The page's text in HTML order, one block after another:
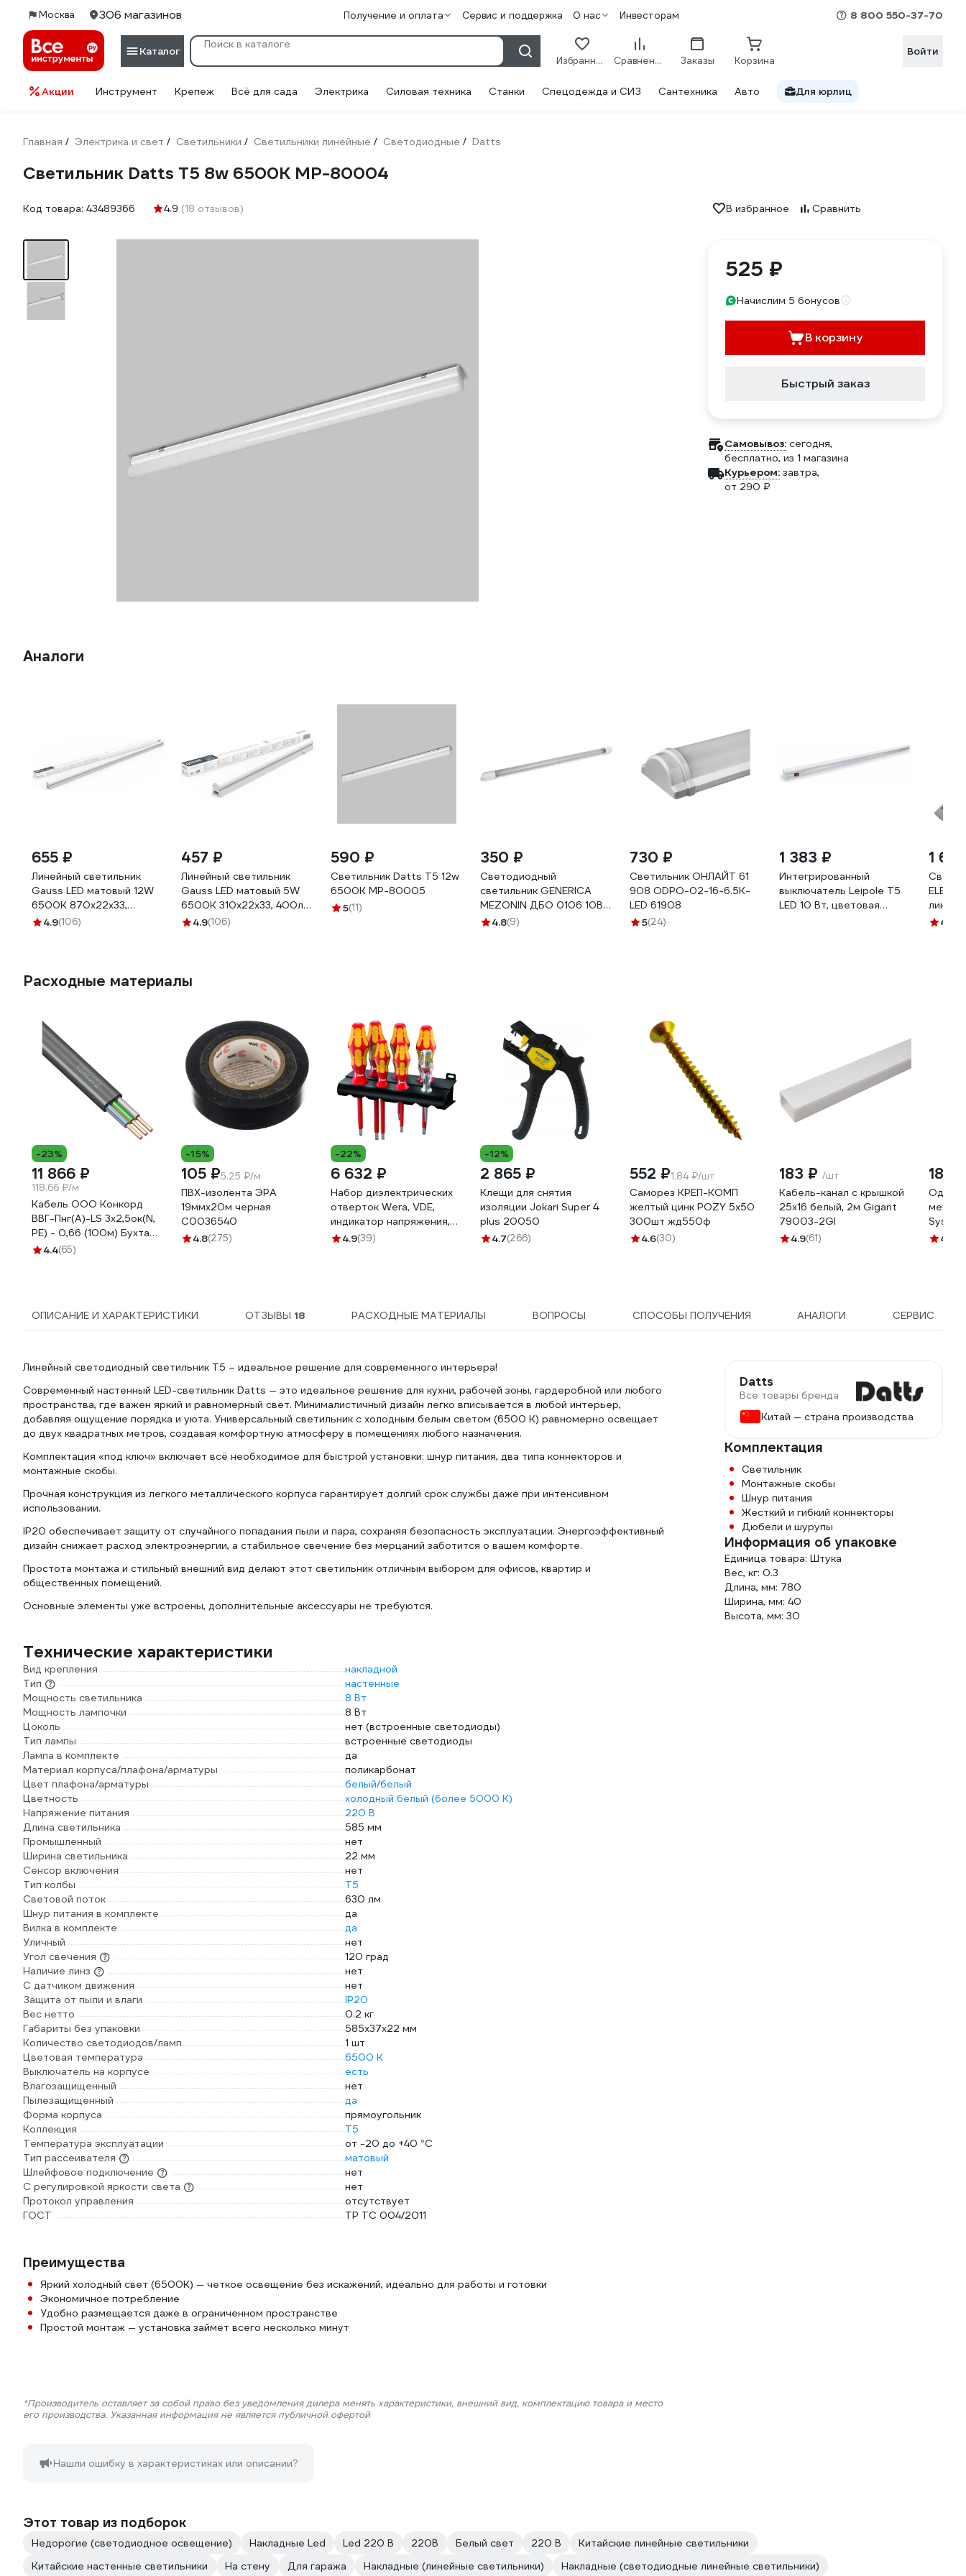
Москва 306 магазинов Получение и оплата Сервис и поддержка О нас Инвесторам 8 800 550-37-70
Каталог
Избранное Сравнение Заказы Корзина
Войти
Акции Инструмент Крепеж Всё для сада Электрика Силовая техника Станки Спецодежда и СИЗ Сантехника Авто Для юрлиц
Главная / Электрика и свет / Светильники / Светильники линейные / Светодиодные / Datts
Светильник Datts Т5 8w 6500K MP-80004
Код товара: 43489366 4.9 (18 отзывов) В избранное Сравнить
525 ₽
Начислим 5 бонусов
В корзину
Быстрый заказ
Самовывоз: сегодня,
бесплатно, из 1 магазина
Курьером: завтра,
от 290 ₽
Аналоги
655 ₽
Линейный светильник
Gauss LED матовый 12W
6500K 870x22x33,
1000лм TL006
4.9(106)
457 ₽
Линейный светильник
Gauss LED матовый 5W
6500K 310x22x33, 400лм
TL002
4.9(106)
590 ₽
Светильник Datts Т5 12w
6500K MP-80005
5(11)
350 ₽
Светодиодный
светильник GENERICA
MEZONIN ДБО 0106 10Вт
IP20 6500К призма MN-
4.8(9)
730 ₽
Светильник ОНЛАЙТ 61
908 ODPO-02-16-6.5K-
LED 61908
5(24)
1 383 ₽
Интегрированный
выключатель Leipole T5
LED 10 Вт, цветовая
1
4.8
Расходные материалы
-23%
11 866 ₽
118.66 ₽/м
Кабель ООО Конкорд
ВВГ-Пнг(А)-LS 3x2,5ок(N,
PE) - 0,66 (100м) Бухта
100м 4663
4.4(65)
-15%
105 ₽5.25 ₽/м
ПВХ-изолента ЭРА
19ммх20м черная
C0036540
4.8(275)
-22%
6 632 ₽
Набор диэлектрических
отверток Wera, VDE,
индикатор напряжения,
подставка, 7 предметов,
4.9(39)
-12%
2 865 ₽
Клещи для снятия
изоляции Jokari Super 4
plus 20050
4.7(266)
552 ₽1.84 ₽/шт
Саморез КРЕП-КОМП
желтый цинк POZY 5х50
300шт жд550ф
4.6(30)
183 ₽ /шт
Кабель-канал с крышкой
25х16 белый, 2м Gigant
79003-2GI
4.9(61)
185 ₽
4.9
ОПИСАНИЕ И ХАРАКТЕРИСТИКИ ОТЗЫВЫ 18 РАСХОДНЫЕ МАТЕРИАЛЫ ВОПРОСЫ СПОСОБЫ ПОЛУЧЕНИЯ АНАЛОГИ СЕРВИС
Линейный светодиодный светильник T5 – идеальное решение для современного интерьера!
Современный настенный LED-светильник Datts — это идеальное решение для кухни, рабочей зоны, гардеробной или любого
пространства, где важен яркий и равномерный свет. Минималистичный дизайн легко вписывается в любой интерьер,
добавляя ощущение порядка и уюта. Универсальный светильник с холодным белым светом (6500 K) равномерно освещает
до двух квадратных метров, создавая комфортную атмосферу в помещениях любого назначения.
Комплектация «под ключ» включает всё необходимое для быстрой установки: шнур питания, два типа коннекторов и
монтажные скобы.
Прочная конструкция из легкого металлического корпуса гарантирует долгий срок службы даже при интенсивном
использовании.
IP20 обеспечивает защиту от случайного попадания пыли и пара, сохраняя безопасность эксплуатации. Энергоэффективный
дизайн снижает расход электроэнергии, а стабильное свечение без мерцаний заботится о вашем комфорте.
Простота монтажа и стильный внешний вид делают этот светильник отличным выбором для офисов, квартир и
общественных помещений.
Основные элементы уже встроены, дополнительные аксессуары не требуются.
Технические характеристики
Вид крепления
накладной
Тип
настенные
Мощность светильника
8 Вт
Мощность лампочки
8 Вт
Цоколь
нет (встроенные светодиоды)
Тип лампы
встроенные светодиоды
Лампа в комплекте
да
Материал корпуса/плафона/арматуры
поликарбонат
Цвет плафона/арматуры
белый/белый
Цветность
холодный белый (более 5000 К)
Напряжение питания
220 В
Длина светильника
585 мм
Промышленный
нет
Ширина светильника
22 мм
Сенсор включения
нет
Тип колбы
T5
Световой поток
630 лм
Шнур питания в комплекте
да
Вилка в комплекте
да
Уличный
нет
Угол свечения
120 град
Наличие линз
нет
С датчиком движения
нет
Защита от пыли и влаги
IP20
Вес нетто
0.2 кг
Габариты без упаковки
585x37x22 мм
Количество светодиодов/ламп
1 шт
Цветовая температура
6500 К
Выключатель на корпусе
есть
Влагозащищенный
нет
Пылезащищенный
да
Форма корпуса
прямоугольник
Коллекция
Т5
Температура эксплуатации
от -20 до +40 °С
Тип рассеивателя
матовый
Шлейфовое подключение
нет
С регулировкой яркости света
нет
Протокол управления
отсутствует
ГОСТ
ТР ТС 004/2011
Преимущества
Яркий холодный свет (6500K) — четкое освещение без искажений, идеально для работы и готовки
Экономичное потребление
Удобно размещается даже в ограниченном пространстве
Простой монтаж — установка займет всего несколько минут
*Производитель оставляет за собой право без уведомления дилера менять характеристики, внешний вид, комплектацию товара и место
его производства. Указанная информация не является публичной офертой
Нашли ошибку в характеристиках или описании?
Datts
Все товары бренда
Китай — страна производства
Комплектация
Светильник
Монтажные скобы
Шнур питания
Жесткий и гибкий коннекторы
Дюбели и шурупы
Информация об упаковке
Единица товара: Штука
Вес, кг: 0.3
Длина, мм: 780
Ширина, мм: 40
Высота, мм: 30
Этот товар из подборок
Недорогие (светодиодное освещение) Накладные Led Led 220 В 220В Белый свет 220 В
Китайские линейные светильники
Китайские настенные светильники
На стену Для гаража Накладные (линейные светильники) Накладные (светодиодные линейные светильники)